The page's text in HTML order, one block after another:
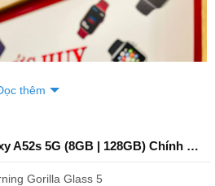
thêm
Cấu hình Samsung Galaxy A52s 5G (8GB | 128GB) Chính Hãng
Gorilla Glass 5